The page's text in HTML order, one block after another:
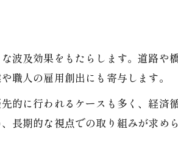
土木企業選定で重視すべきポイ
波及効果をもたらします。道路
職人の雇用創出にも寄与します。
的に行われるケースも多く、経済
長期的な視点での取り組みが求めら